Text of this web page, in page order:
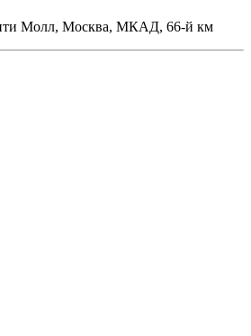
Молл, Москва, МКАД, 66-й км